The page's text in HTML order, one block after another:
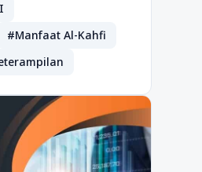
#Manfaat Al-Kahfi